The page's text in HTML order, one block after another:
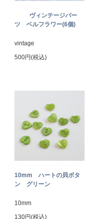
ヴィンテージパー
ツ ベルフラワー(6個)
vintage
500円(税込)
10mm ハートの貝ボタ
ン グリーン
10mm
130円(税込)